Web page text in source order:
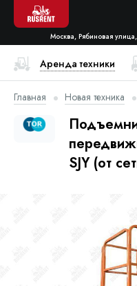
Москва, Рябиновая
Аренда техники
Главная Новая техника
SJY (от